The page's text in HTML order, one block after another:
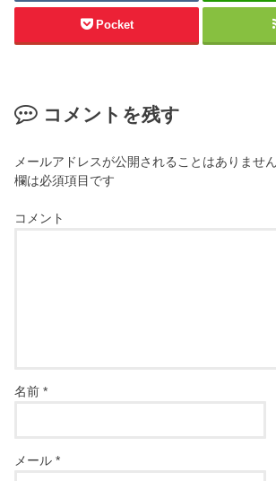
Pocket
コメントを残す
メールアドレスが公開されることはありません
欄は必須項目です
コメント
名前*
メール*